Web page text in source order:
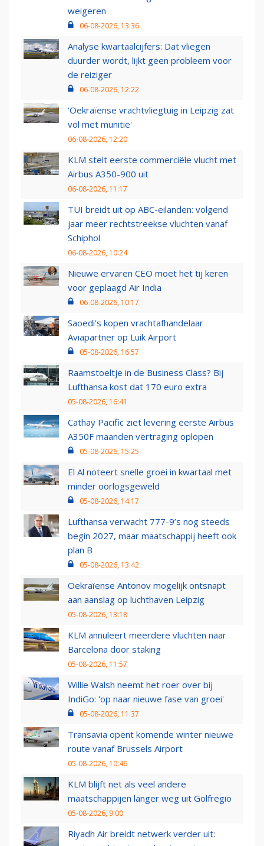
weigeren
06-08-2026, 13:36
Analyse kwartaalcijfers: Dat vliegen
duurder wordt, lijkt geen probleem voor
de reiziger
06-08-2026, 12:22
'Oekraïense vrachtvliegtuig in Leipzig zat
vol met munitie'
06-08-2026, 12:20
KLM stelt eerste commerciële vlucht met
Airbus A350-900 uit
06-08-2026, 11:17
TUI breidt uit op ABC-eilanden: volgend
jaar meer rechtstreekse vluchten vanaf
Schiphol
06-08-2026, 10:24
Nieuwe ervaren CEO moet het tij keren
voor geplaagd Air India
06-08-2026, 10:17
Saoedi’s kopen vrachtafhandelaar
Aviapartner op Luik Airport
05-08-2026, 16:57
Raamstoeltje in de Business Class? Bij
Lufthansa kost dat 170 euro extra
05-08-2026, 16:41
Cathay Pacific ziet levering eerste Airbus
A350F maanden vertraging oplopen
05-08-2026, 15:25
El Al noteert snelle groei in kwartaal met
minder oorlogsgeweld
05-08-2026, 14:17
Lufthansa verwacht 777-9’s nog steeds
begin 2027, maar maatschappij heeft ook
plan B
05-08-2026, 13:42
Oekraïense Antonov mogelijk ontsnapt
aan aanslag op luchthaven Leipzig
05-08-2026, 13:18
KLM annuleert meerdere vluchten naar
Barcelona door staking
05-08-2026, 11:57
Willie Walsh neemt het roer over bij
IndiGo: 'op naar nieuwe fase van groei'
05-08-2026, 11:37
Transavia opent komende winter nieuwe
route vanaf Brussels Airport
05-08-2026, 10:46
KLM blijft net als veel andere
maatschappijen langer weg uit Golfregio
05-08-2026, 9:00
Riyadh Air breidt netwerk verder uit: